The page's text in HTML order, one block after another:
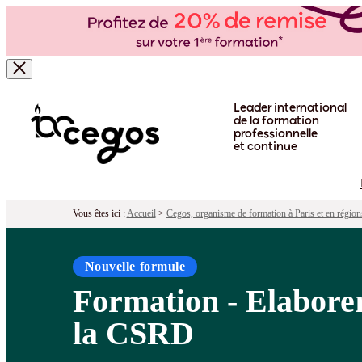
Leader international
de la formation
professionnelle
et continue
Vous êtes ici :Accueil> Cegos, organisme de formation à Paris et en
Nouvelle formule
Formation -
la CSRD
Formation - Elaborer le reporting de
Pour qui ? Programme Objectifs